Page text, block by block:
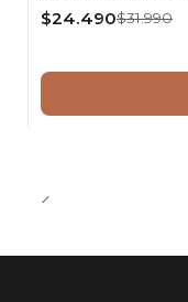
$24.490$31.990